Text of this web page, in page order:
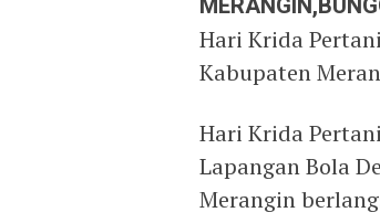
Hari Krida
Kabupaten
Hari Krida
Lapangan Bola
Merangin